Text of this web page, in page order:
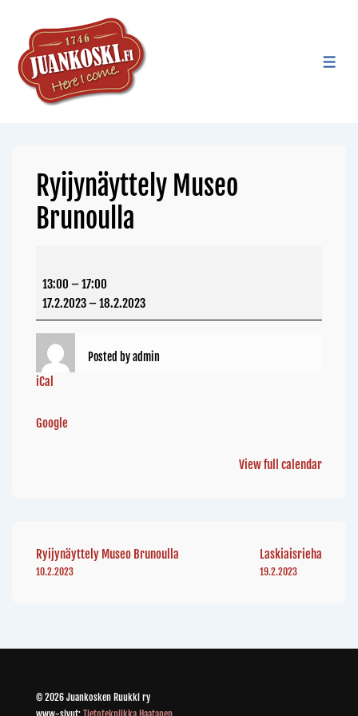
Ryijynäyttely Museo
Brunoulla
13:00 –17:00
17.2.2023–18.2.2023
Posted byadmin
iCal
Google
View full calendar
Ryijynäyttely Museo Brunoulla
10.2.2023
Laskiaisrieha
19.2.2023
© 2026 Juankosken Ruukki ry